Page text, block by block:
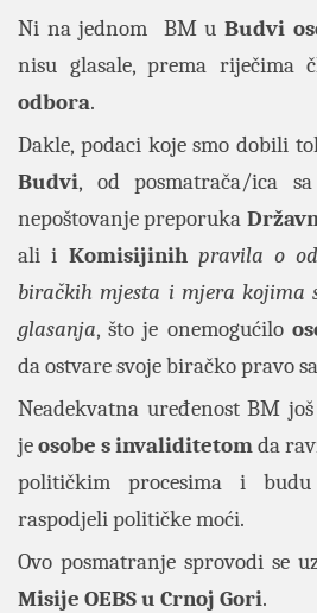
Ni na jednom BM u Budvi
nisu glasale, prema riječima
odbora.
Dakle, podaci koje smo dobili
Budvi, od posmatrača/ica
nepoštovanje preporuka
ali i Komisijinih pravila o
biračkih mjesta i mjera kojima
glasanja, što je onemogućilo
da ostvare svoje biračko pravo
Neadekvatna uređenost BM
jeosobe s invaliditetomda
političkim procesima i
raspodjeli političke moći.
Ovo posmatranje sprovodi se
Misije OEBS u Crnoj Gori.